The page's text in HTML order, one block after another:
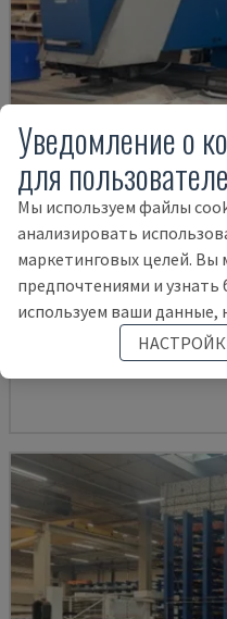
COMPACT 1000
BOSCHERT - CNC
2007
Уведомление о
для
Мы используем файлы
анализировать
маркетинговых целей. Вы
предпочтениями и
используем ваши данные,